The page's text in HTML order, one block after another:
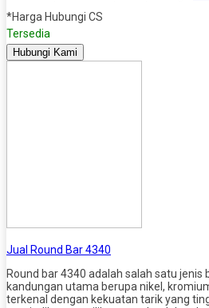
*Harga Hubungi CS
Tersedia
Hubungi Kami
Jual Round Bar 4340
Round bar 4340 adalah salah satu jenis
kandungan utama berupa nikel,
terkenal dengan kekuatan tarik yang